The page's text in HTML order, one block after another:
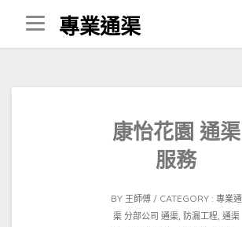
Skip
to
專業通渠
康怡花園 通渠
服務
BY 王師傅
POSTED
ON
CATEGORY : 專業通
渠 分部公司 通渠, 防漏工程, 通渠